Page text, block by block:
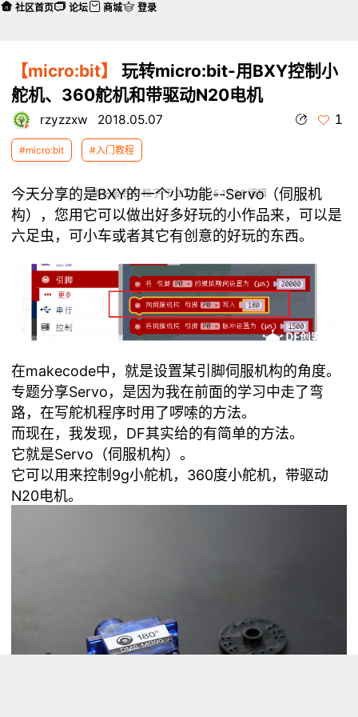
【micro:bit】
玩转micro:bit-用BXY控制小
舵机、360舵机和带驱动N20电机
rzyzzxw 2018.05.07 1
#micro:bit #入门教程
本帖最后由 粒子 于 2022-1-5 17:26 编辑
今天分享的是BXY的一个小功能--Servo（伺服机
构），您用它可以做出好多好玩的小作品来，可以是
六足虫，可小车或者其它有创意的好玩的东西。
在makecode中，就是设置某引脚伺服机构的角度。
专题分享Servo，是因为我在前面的学习中走了弯
路，在写舵机程序时用了啰嗦的方法。
而现在，我发现，DF其实给的有简单的方法。
它就是Servo（伺服机构）。
它可以用来控制9g小舵机，360度小舵机，带驱动
N20电机。
社区首页 论坛 商城 登录